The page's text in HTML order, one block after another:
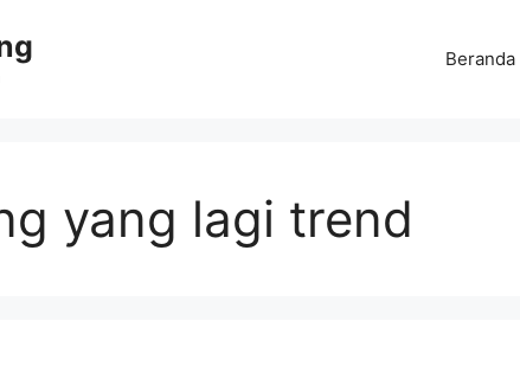
Beranda
yang lagi trend